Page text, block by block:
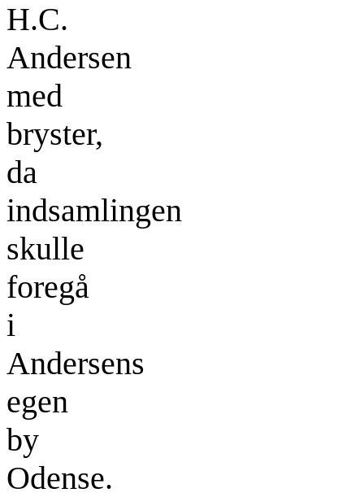
H.C.
Andersen
med
bryster,
da
indsamlingen
skulle
foregå
i
Andersens
egen
by
Odense.